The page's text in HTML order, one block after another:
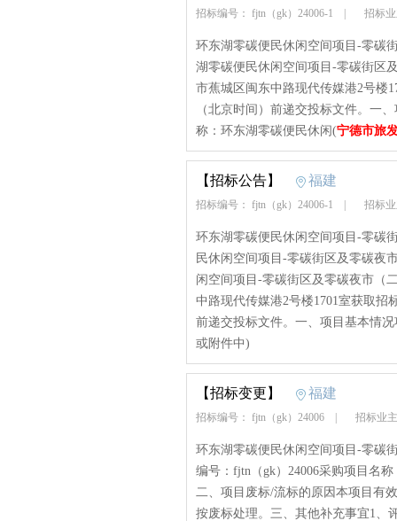
招标编号： fjtn（gk）24006-1 招标业
环东湖零碳便民休闲空间项目-零碳
湖零碳便民休闲空间项目-零碳街区
市蕉城区闽东中路现代传媒港2号楼
（北京时间）前递交投标文件。一
称：环东湖零碳便民休闲(宁德市旅
【招标公告】 福建
招标编号： fjtn（gk）24006-1 招标业
环东湖零碳便民休闲空间项目-零碳
民休闲空间项目-零碳街区及零碳夜
闲空间项目-零碳街区及零碳夜市（
中路现代传媒港2号楼1701室获取招
前递交投标文件。一、项目基本情
或附件中)
【招标变更】 福建
招标编号： fjtn（gk）24006 招标业
环东湖零碳便民休闲空间项目-零碳
编号：fjtn（gk）24006采购项目名
二、项目废标/流标的原因本项目有
按废标处理。三、其他补充事宜1、